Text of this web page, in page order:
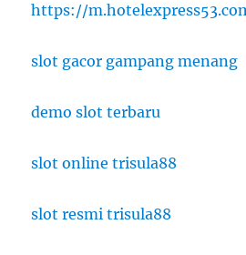
https://
slot gacor gampang menang
demo slot terbaru
slot online trisula88
slot resmi trisula88